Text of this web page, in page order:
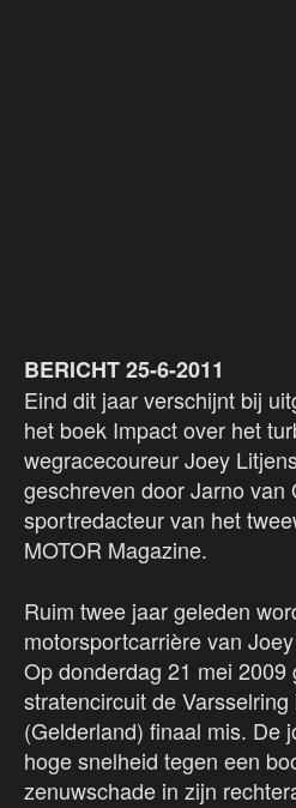
BERICHT 25-6-2011
Eind dit jaar verschijnt bij
het boek Impact over het
wegracecoureur Joey
geschreven door Jarno van
sportredacteur van het
MOTOR Magazine.
Ruim twee jaar geleden
motorsportcarrière van
Op donderdag 21 mei 2009
stratencircuit de
(Gelderland) finaal mis. De
hoge snelheid tegen een
zenuwschade in zijn